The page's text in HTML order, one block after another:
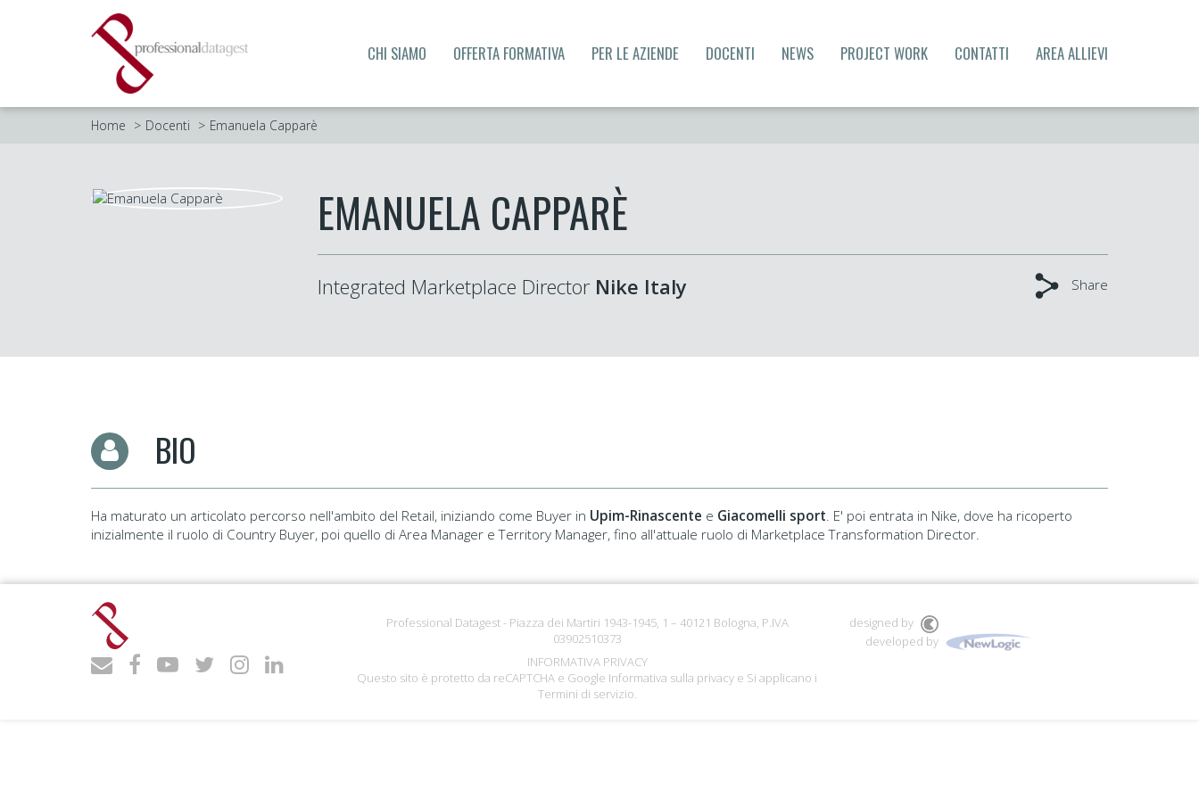
CHI SIAMO OFFERTA FORMATIVA PER LE AZIENDE DOCENTI NEWS PROJECT WORK CONTATTI AREA ALLIEVI
Home Docenti Emanuela Capparè
EMANUELA CAPPARÈ
Integrated Marketplace Director Nike Italy Share
BIO
Ha maturato un articolato percorso nell'ambito del Retail, iniziando come Buyer in Upim-Rinascente e Giacomelli sport. E' poi entrata in Nike, dove ha ricoperto
inizialmente il ruolo di Country Buyer, poi quello di Area Manager e Territory Manager, fino all'attuale ruolo di Marketplace Transformation Director.
Professional Datagest - Piazza dei Martiri 1943-1945, 1 – 40121 Bologna, P.IVA
03902510373
INFORMATIVA PRIVACY
Questo sito è protetto da reCAPTCHA e Google Informativa sulla privacy e Si applicano i
Termini di servizio.
designed by
developed by